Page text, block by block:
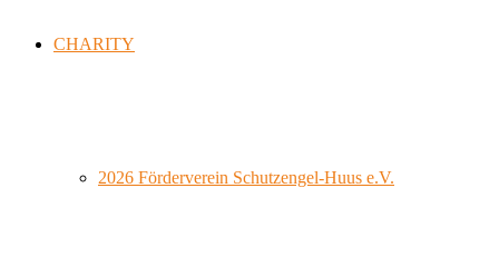
CHARITY
2026 Förderverein Schutzengel-Huus e.V.